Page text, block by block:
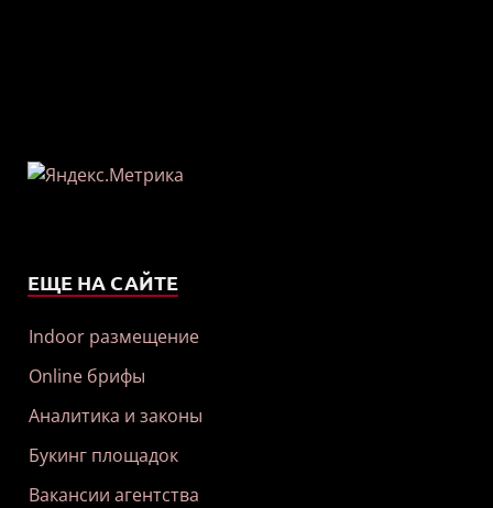
ЕЩЕ НА САЙТЕ
Indoor размещение
Online брифы
Аналитика и законы
Букинг площадок
Вакансии агентства